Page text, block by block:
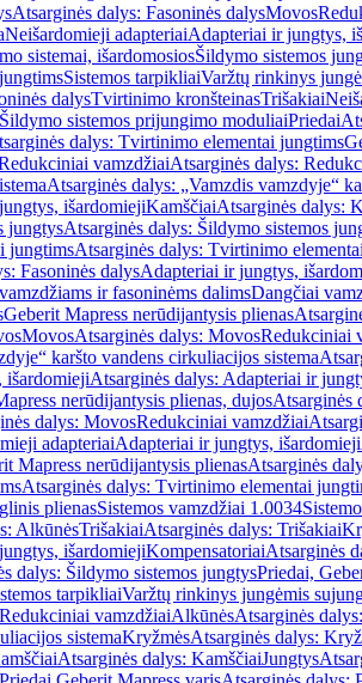
Atsarginės dalys: Fasoninės dalysMovos
Neišardomieji adapteriaiAdapteriai ir jungtys,
sistemai, išardomosiosŠildymo sistemos
Sistemos tarpikliaiVaržtų rinkinys
dalysTvirtinimo kronšteinasTrišakiai
Šildymo sistemos prijungimo moduliaiPriedai
dalys: Tvirtinimo elementai jungtims
vamzdžiaiAtsarginės dalys:
Atsarginės dalys: „Vamzdis vamzdyje“
išardomiejiKamščiaiAtsarginės dalys:
jungtysAtsarginės dalys: Šildymo sistemos
jungtimsAtsarginės dalys: Tvirtinimo
Fasoninės dalysAdapteriai ir jungtys,
ir fasoninėms dalimsDangčiai
Geberit Mapress nerūdijantysis plienas
MovosAtsarginės dalys: MovosRedukciniai
karšto vandens cirkuliacijos sistema
išardomiejiAtsarginės dalys: Adapteriai ir
nerūdijantysis plienas, dujosAtsarginės
dalys: MovosRedukciniai vamzdžiai
adapteriaiAdapteriai ir jungtys, išardomieji
Mapress nerūdijantysis plienasAtsarginės
Atsarginės dalys: Tvirtinimo elementai
plienasSistemos vamzdžiai 1.0034
AlkūnėsTrišakiaiAtsarginės dalys: Trišakiai
išardomiejiKompensatoriaiAtsarginės
dalys: Šildymo sistemos jungtysPriedai,
tarpikliaiVaržtų rinkinys jungėmis
vamzdžiaiAlkūnėsAtsarginės
sistemaKryžmėsAtsarginės dalys:
Atsarginės dalys: KamščiaiJungtys